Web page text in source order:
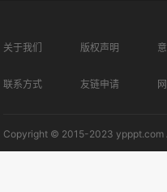
关于我们 版权声明
联系方式 友链申请
Copyright © 2015-2023 ypppt.com